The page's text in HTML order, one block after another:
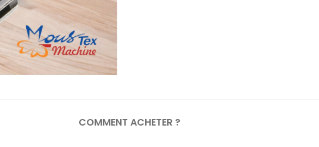
COMMENT ACHETER ?